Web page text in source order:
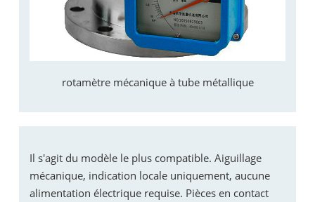
rotamètre mécanique à tube métallique
Il s'agit du modèle le plus compatible. Aiguillage
mécanique, indication locale uniquement, aucune
alimentation électrique requise. Pièces en contact